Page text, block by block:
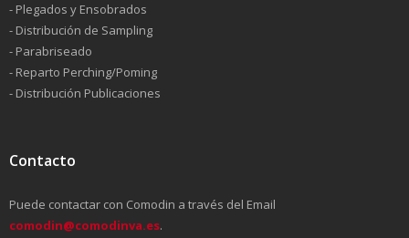
- Plegados y Ensobrados
- Distribución de Sampling
- Parabriseado
- Reparto Perching/Poming
- Distribución Publicaciones
Contacto
Puede contactar con Comodin a través del Email
comodin@comodinva.es.